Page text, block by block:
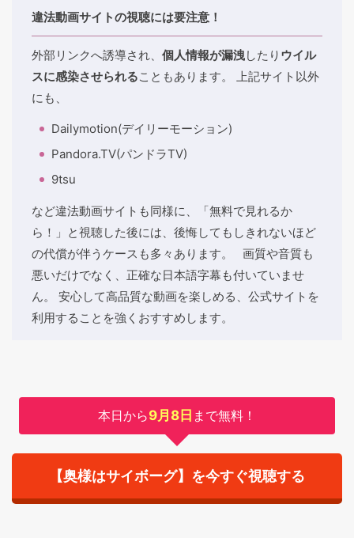
違法動画サイトの視聴には要注意！
外部リンクへ誘導され、 個人情報が漏洩したり ウイル
スに感染させられることもあります。 上記サイト以外
にも、
Dailymotion(デイリーモーション)
Pandora.TV(パンドラTV)
9tsu
など違法動画サイトも同様に、「無料で見れるか
ら！」と視聴した後には、後悔してもしきれないほど
の代償が伴うケースも多々あります。 画質や音質も
悪いだけでなく、正確な日本語字幕も付いていませ
ん。 安心して高品質な動画を楽しめる、公式サイトを
利用することを強くおすすめします。
本日から9月8日 まで無料！
【奥様はサイボーグ】を今すぐ視聴する